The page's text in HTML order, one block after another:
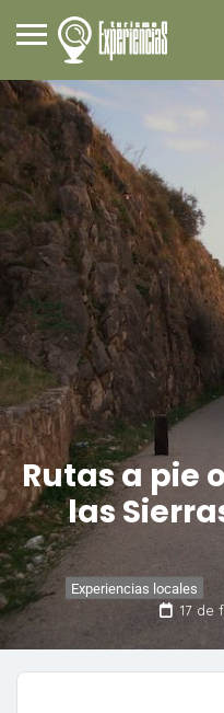
Rutas a pie
las
Experiencias locales
17 de